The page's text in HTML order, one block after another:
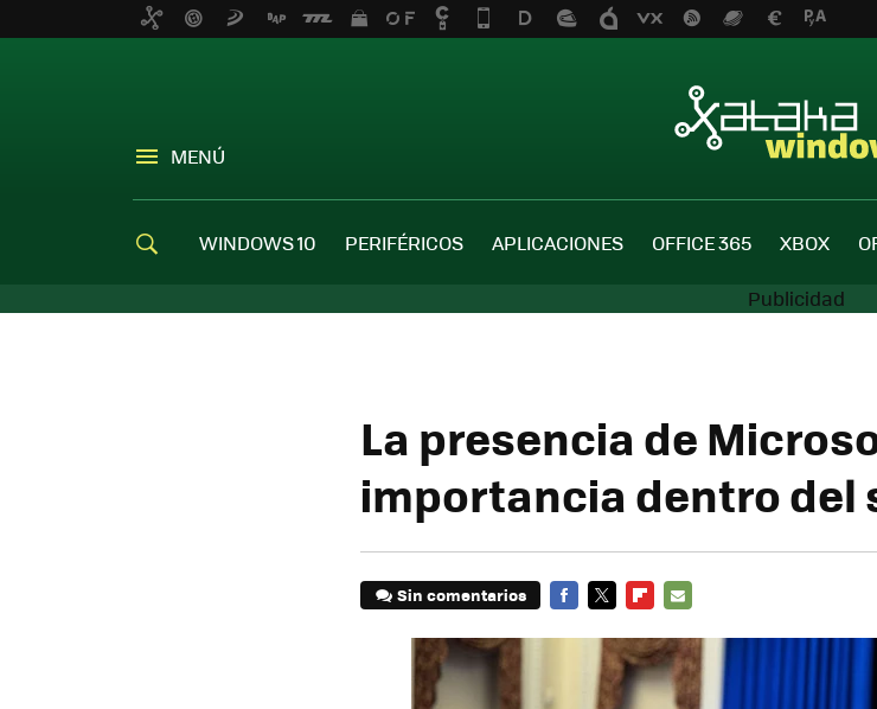
MENÚ
WINDOWS 10 PERIFÉRICOS APLICACIONES OFFICE 365 XBOX
La presencia de
importancia dentro del
Sin comentarios
MAIL